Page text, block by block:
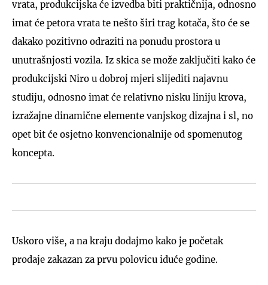
vrata, produkcijska će izvedba biti praktičnija, odnosno
imat će petora vrata te nešto širi trag kotača, što će se
dakako pozitivno odraziti na ponudu prostora u
unutrašnjosti vozila. Iz skica se može zaključiti kako će
produkcijski Niro u dobroj mjeri slijediti najavnu
studiju, odnosno imat će relativno nisku liniju krova,
izražajne dinamične elemente vanjskog dizajna i sl, no
opet bit će osjetno konvencionalnije od spomenutog
koncepta.
Uskoro više, a na kraju dodajmo kako je početak
prodaje zakazan za prvu polovicu iduće godine.